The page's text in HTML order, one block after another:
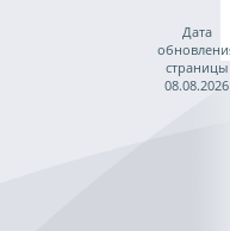
Дата
страницы
08.08.2026